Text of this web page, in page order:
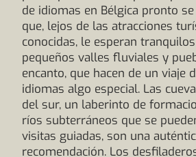
de idiomas en Bélgica pronto
que, lejos de las atracciones
conocidas, le esperan
pequeños valles fluviales y
encanto, que hacen de un viaje
idiomas algo especial. Las
del sur, un laberinto de
ríos subterráneos que se
visitas guiadas, son una
recomendación. Los